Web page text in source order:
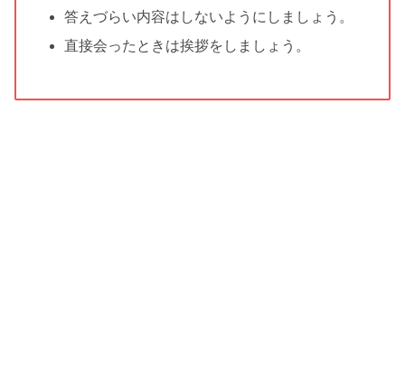
答えづらい内容はしないようにしましょう。
直接会ったときは挨拶をしましょう。